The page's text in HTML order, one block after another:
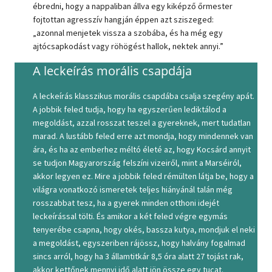
ébredni, hogy a nappaliban állva egy kiképző őrmester
fojtottan agresszív hangján éppen azt sziszeged:
„azonnal menjetek vissza a szobába, és ha még egy
ajtócsapkodást vagy röhögést hallok, nektek annyi.”
A leckeírás morális csapdája
A leckeírás klasszikus morális csapdába csalja szegény apát.
A jobbik feled tudja, hogy ha egyszerűen lediktálod a
megoldást, azzal rosszat teszel a gyereknek, mert tudatlan
marad. A lustább feled erre azt mondja, hogy mindennek van
ára, és ha az emberhez méltó életé az, hogy Kocsárd annyit
se tudjon Magyarország felszíni vizeiről, mint a Marséiról,
akkor legyen ez. Mire a jobbik feled rémülten látja be, hogy a
világra vonatkozó ismeretek teljes hiányánál talán még
rosszabbat tesz, ha a gyerek minden otthoni idejét
leckeírással tölti. És amikor a két feled végre egymás
tenyerébe csapna, hogy okés, bassza kutya, mondjuk el neki
a megoldást, egyszeriben rájössz, hogy halvány fogalmad
sincs arról, hogy ha 3 államtitkár 8,5 óra alatt 27 tojást rak,
akkor kettőnek mennyi idő alatt jön össze egy tucat.